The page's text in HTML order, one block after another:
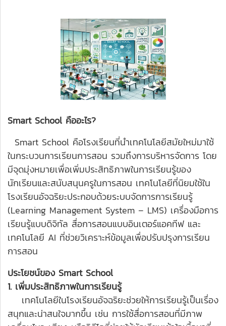
Smart School คืออะไร?
Smart School คือโรงเรียนที่นำเทคโนโลยีสมัยใหม่มาใช้
ในกระบวนการเรียนการสอน รวมถึงการบริหารจัดการ โดย
มีจุดมุ่งหมายเพื่อเพิ่มประสิทธิภาพในการเรียนรู้ของ
นักเรียนและสนับสนุนครูในการสอน เทคโนโลยีที่นิยมใช้ใน
โรงเรียนอัจฉริยะประกอบด้วยระบบจัดการการเรียนรู้
(Learning Management System – LMS) เครื่องมือการ
เรียนรู้แบบดิจิทัล สื่อการสอนแบบอินเตอร์แอคทีฟ และ
เทคโนโลยี AI ที่ช่วยวิเคราะห์ข้อมูลเพื่อปรับปรุงการเรียน
การสอน
ประโยชน์ของ Smart School
1. เพิ่มประสิทธิภาพในการเรียนรู้
เทคโนโลยีในโรงเรียนอัจฉริยะช่วยให้การเรียนรู้เป็นเรื่อง
สนุกและน่าสนใจมากขึ้น เช่น การใช้สื่อการสอนที่มีภาพ